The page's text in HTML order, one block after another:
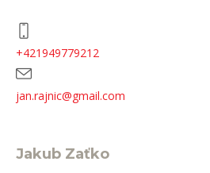
+421949779212
jan.rajnic@gmail.com
JakubZaťko